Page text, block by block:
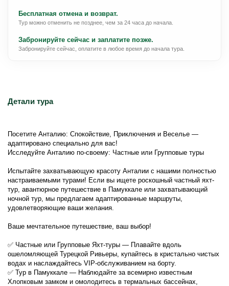
Детали тура
Посетите Анталию: Спокойствие, Приключения и Веселье —
адаптировано специально для вас!
Исследуйте Анталию по-своему: Частные или Групповые туры
Испытайте захватывающую красоту Анталии с нашими полностью
настраиваемыми турами! Если вы ищете роскошный частный яхт-
тур, авантюрное путешествие в Памуккале или захватывающий
ночной тур, мы предлагаем адаптированные маршруты,
удовлетворяющие ваши желания.
Ваше мечтательное путешествие, ваш выбор!
✅ Частные или Групповые Яхт-туры — Плавайте вдоль
ошеломляющей Турецкой Ривьеры, купайтесь в кристально чистых
водах и наслаждайтесь VIP-обслуживанием на борту.
✅ Тур в Памуккале — Наблюдайте за всемирно известным
Хлопковым замком и омолодитесь в термальных бассейнах,
Бесплатная отмена и возврат.
Тур можно отменить не позднее, чем за 24 часа до начала.
Забронируйте сейчас и заплатите позже.
Забронируйте сейчас, оплатите в любое время до начала тура.